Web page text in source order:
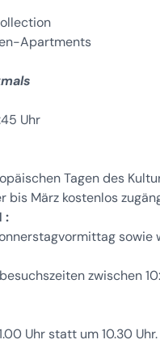
Apartments
Uhr
Tagen des
bis März kostenlos
:
zwischen
Uhr statt um 10.30 Uhr.